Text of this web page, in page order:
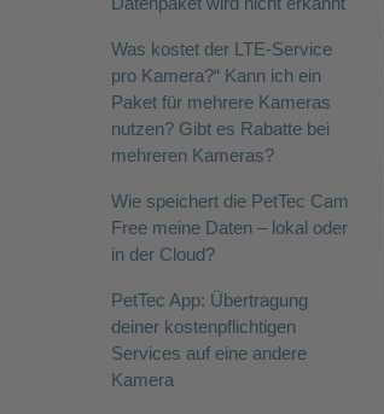
Was kostet der LTE-Service
pro Kamera?“ Kann ich ein
Paket für mehrere Kameras
nutzen? Gibt es Rabatte bei
mehreren Kameras?
Wie speichert die PetTec Cam
Free meine Daten – lokal oder
in der Cloud?
PetTec App: Übertragung
deiner kostenpflichtigen
Services auf eine andere
Kamera